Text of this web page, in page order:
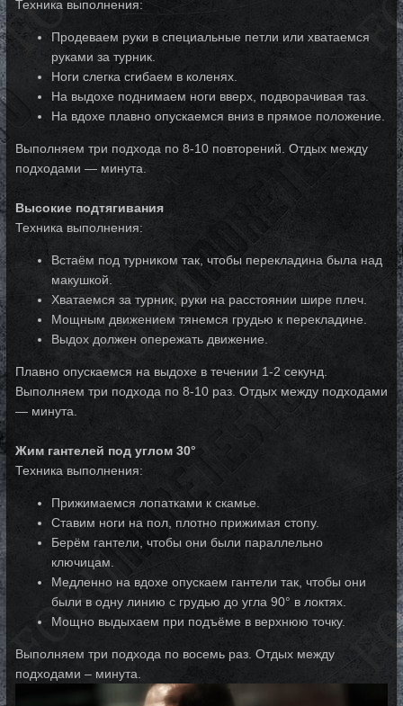
Техника выполнения:
Продеваем руки в специальные петли или хватаемся
руками за турник.
Ноги слегка сгибаем в коленях.
На выдохе поднимаем ноги вверх, подворачивая таз.
На вдохе плавно опускаемся вниз в прямое положение.
Выполняем три подхода по 8-10 повторений. Отдых между
подходами — минута.
Высокие подтягивания
Техника выполнения:
Встаём под турником так, чтобы перекладина была над
макушкой.
Хватаемся за турник, руки на расстоянии шире плеч.
Мощным движением тянемся грудью к перекладине.
Выдох должен опережать движение.
Плавно опускаемся на выдохе в течении 1-2 секунд.
Выполняем три подхода по 8-10 раз. Отдых между подходами
— минута.
Жим гантелей под углом 30°
Техника выполнения:
Прижимаемся лопатками к скамье.
Ставим ноги на пол, плотно прижимая стопу.
Берём гантели, чтобы они были параллельно
ключицам.
Медленно на вдохе опускаем гантели так, чтобы они
были в одну линию с грудью до угла 90° в локтях.
Мощно выдыхаем при подъёме в верхнюю точку.
Выполняем три подхода по восемь раз. Отдых между
подходами – минута.